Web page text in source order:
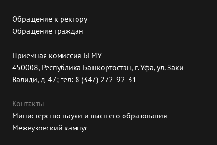
Обращение к ректору
Обращение граждан
Приёмная комиссия БГМУ
450008, Республика Башкортостан, г. Уфа, ул. Заки
Валиди, д. 47; тел: 8 (347) 272-92-31
Контакты
Министерство науки и высшего образования
Межвузовский кампус